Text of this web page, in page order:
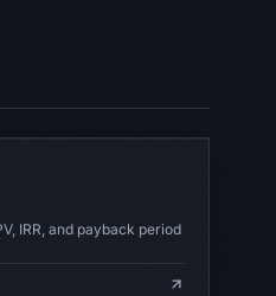
IRR, and payback period